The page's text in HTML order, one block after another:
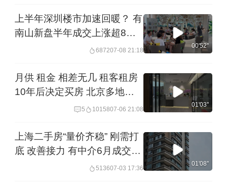
上半年深圳楼市加速回暖？ 有
南山新盘半年成交上涨超8成
贸易 金融 IT客群集中置业 有
一探
687207-08 21:18
00'52''
月供 租金 相差无几 租客租房
10年后决定买房 北京多地月
供接近租金 业内：租转购或进
5 1015807-06 21:08
01'03''
上海二手房“量价齐稳” 刚需打
底 改善接力 有中介6月成交创
近一年新高 业主卖房不需要一
513607-03 17:36
01'08''